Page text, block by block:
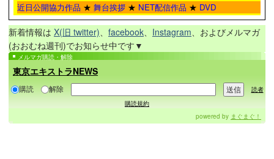
近日公開協力作品 ★ 舞台挨拶 ★ NET配信作品 ★ DVD
新着情報は X(旧 twitter) facebook Instagram 、およびメルマガ
(おおむね週刊)でお知らせ中です▼
メルマガ購読・解除
東京エキストラNEWS
購読 解除
読者
購読規約
powered by まぐまぐ！